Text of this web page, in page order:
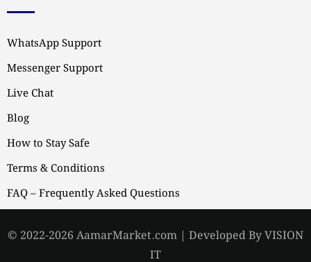
WhatsApp Support
Messenger Support
Live Chat
Blog
How to Stay Safe
Terms & Conditions
FAQ – Frequently Asked Questions
© 2022-2026 AamarMarket.com | Developed By VISION
IT